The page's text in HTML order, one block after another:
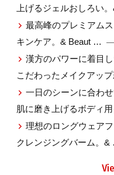
上げるジェルおしろい
最高峰のプレミアム
キンケア。& Beaut … —
漢方のパワーに着目
こだわったメイクアッ
一日のシーンに合わ
肌に磨き上げるボディ
理想のロングウェア
クレンジングバーム。